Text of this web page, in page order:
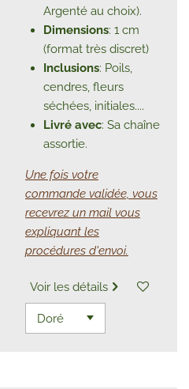
Argenté au choix).
Dimensions: 1 cm
(format très discret)
Inclusions: Poils,
cendres, fleurs
séchées, initiales....
Livré avec: Sa chaîne
assortie.
Une fois votre
commande validée, vous
recevrez un mail vous
expliquant les
procédures d'envoi.
Voir les détails